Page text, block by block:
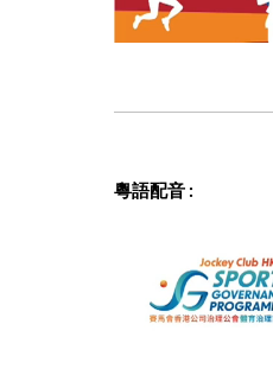
粵語配音 :